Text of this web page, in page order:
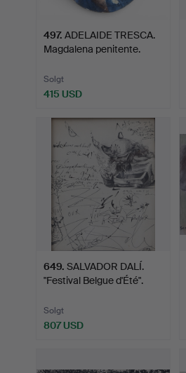
497. ADELAIDE TRESCA.
Magdalena penitente.
Solgt
415 USD
649. SALVADOR DALÍ.
"Festival Belgue d'Été".
Solgt
807 USD